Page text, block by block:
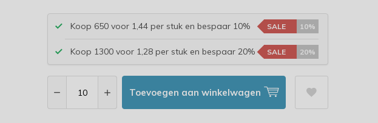
Koop 650 voor 1,44 per stuk en bespaar 10% SALE 10%
Koop 1300 voor 1,28 per stuk en bespaar 20% SALE 20%
Toevoegen aan winkelwagen